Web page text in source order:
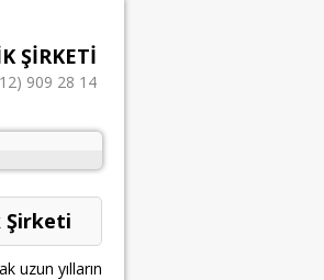
ŞIRKETI
909 28 14
Şirketi
uzun yılların